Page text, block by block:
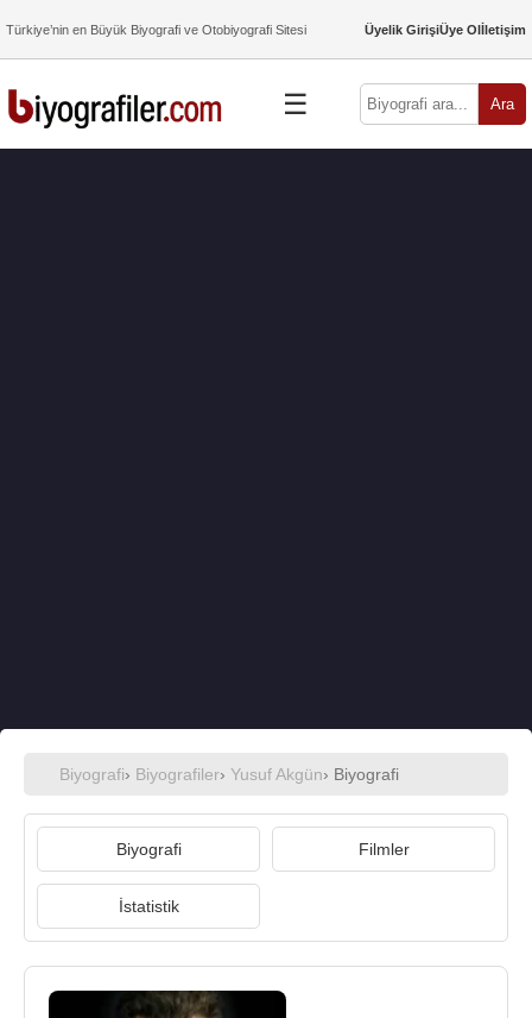
Türkiye’nin en Büyük Biyografi ve Otobiyografi Sitesi Üyelik GirişiÜye Olİletişim
☰ Ara
Biyografi› Biyografiler› Yusuf Akgün› Biyografi
Biyografi Filmler
İstatistik